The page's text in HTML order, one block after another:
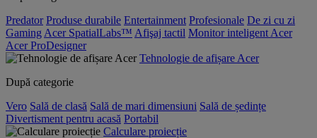
Predator Produse durabile Entertainment Profesionale De zi cu zi
Gaming Acer SpatialLabs™ Afişaj tactil Monitor inteligent Acer
Acer ProDesigner
Tehnologie de afișare Acer
După categorie
Vero Sală de clasă Sală de mari dimensiuni Sală de ședințe
Divertisment pentru acasă Portabil
Calculare proiecție